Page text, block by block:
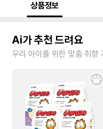
상품정보
Ai가 추천 드려요
우리 아이를 위한 맞춤 취향